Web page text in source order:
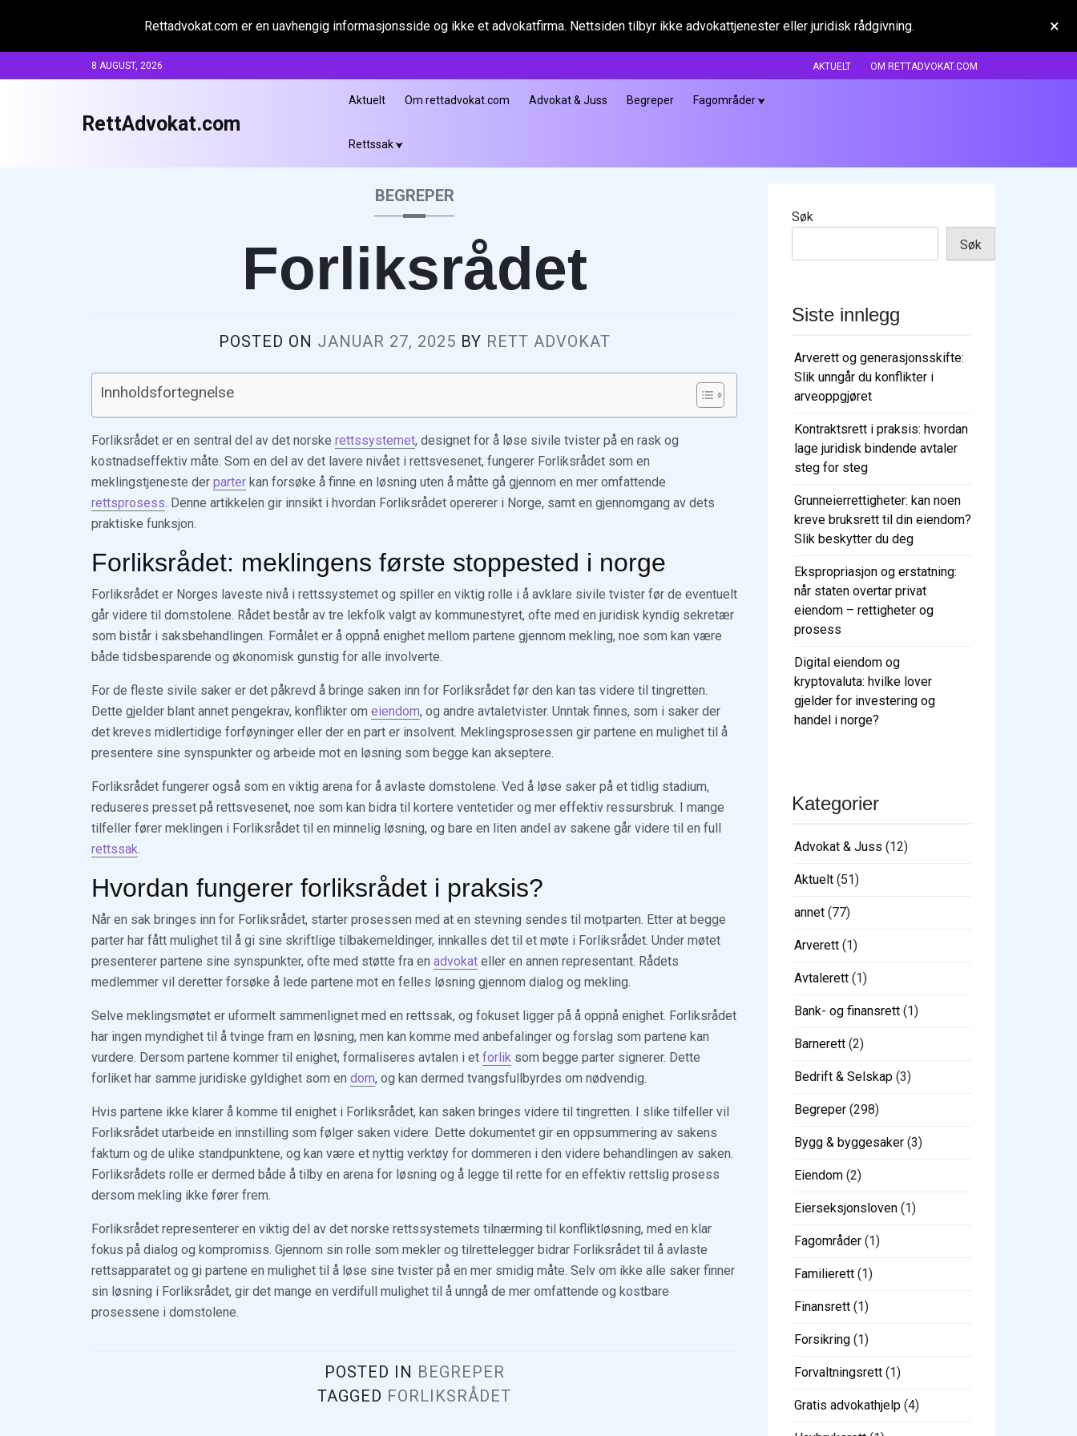
Rettadvokat.com er en uavhengig informasjonsside og ikke et advokatfirma. Nettsiden tilbyr ikke advokattjenester eller juridisk rådgivning. ×
to
8 AUGUST, 2026 AKTUELT OM RETTADVOKAT.COM
RettAdvokat.com
Aktuelt Om rettadvokat.com Advokat & Juss Begreper Fagområder
Rettssak
BEGREPER
Forliksrådet
POSTED ON JANUAR 27, 2025 BY RETT ADVOKAT
Innholdsfortegnelse
Forliksrådet er en sentral del av det norske rettssystemet, designet for å løse sivile tvister på en rask og
kostnadseffektiv måte. Som en del av det lavere nivået i rettsvesenet, fungerer Forliksrådet som en
meklingstjeneste der parter kan forsøke å finne en løsning uten å måtte gå gjennom en mer omfattende
rettsprosess. Denne artikkelen gir innsikt i hvordan Forliksrådet opererer i Norge, samt en gjennomgang av dets
praktiske funksjon.
Forliksrådet: meklingens første stoppested i norge
Forliksrådet er Norges laveste nivå i rettssystemet og spiller en viktig rolle i å avklare sivile tvister før de eventuelt
går videre til domstolene. Rådet består av tre lekfolk valgt av kommunestyret, ofte med en juridisk kyndig sekretær
som bistår i saksbehandlingen. Formålet er å oppnå enighet mellom partene gjennom mekling, noe som kan være
både tidsbesparende og økonomisk gunstig for alle involverte.
For de fleste sivile saker er det påkrevd å bringe saken inn for Forliksrådet før den kan tas videre til tingretten.
Dette gjelder blant annet pengekrav, konflikter om eiendom, og andre avtaletvister. Unntak finnes, som i saker der
det kreves midlertidige forføyninger eller der en part er insolvent. Meklingsprosessen gir partene en mulighet til å
presentere sine synspunkter og arbeide mot en løsning som begge kan akseptere.
Forliksrådet fungerer også som en viktig arena for å avlaste domstolene. Ved å løse saker på et tidlig stadium,
reduseres presset på rettsvesenet, noe som kan bidra til kortere ventetider og mer effektiv ressursbruk. I mange
tilfeller fører meklingen i Forliksrådet til en minnelig løsning, og bare en liten andel av sakene går videre til en full
rettssak.
Hvordan fungerer forliksrådet i praksis?
Når en sak bringes inn for Forliksrådet, starter prosessen med at en stevning sendes til motparten. Etter at begge
parter har fått mulighet til å gi sine skriftlige tilbakemeldinger, innkalles det til et møte i Forliksrådet. Under møtet
presenterer partene sine synspunkter, ofte med støtte fra en advokat eller en annen representant. Rådets
medlemmer vil deretter forsøke å lede partene mot en felles løsning gjennom dialog og mekling.
Selve meklingsmøtet er uformelt sammenlignet med en rettssak, og fokuset ligger på å oppnå enighet. Forliksrådet
har ingen myndighet til å tvinge fram en løsning, men kan komme med anbefalinger og forslag som partene kan
vurdere. Dersom partene kommer til enighet, formaliseres avtalen i et forlik som begge parter signerer. Dette
forliket har samme juridiske gyldighet som en dom, og kan dermed tvangsfullbyrdes om nødvendig.
Hvis partene ikke klarer å komme til enighet i Forliksrådet, kan saken bringes videre til tingretten. I slike tilfeller vil
Forliksrådet utarbeide en innstilling som følger saken videre. Dette dokumentet gir en oppsummering av sakens
faktum og de ulike standpunktene, og kan være et nyttig verktøy for dommeren i den videre behandlingen av saken.
Forliksrådets rolle er dermed både å tilby en arena for løsning og å legge til rette for en effektiv rettslig prosess
dersom mekling ikke fører frem.
Forliksrådet representerer en viktig del av det norske rettssystemets tilnærming til konfliktløsning, med en klar
fokus på dialog og kompromiss. Gjennom sin rolle som mekler og tilrettelegger bidrar Forliksrådet til å avlaste
rettsapparatet og gi partene en mulighet til å løse sine tvister på en mer smidig måte. Selv om ikke alle saker finner
sin løsning i Forliksrådet, gir det mange en verdifull mulighet til å unngå de mer omfattende og kostbare
prosessene i domstolene.
POSTED IN BEGREPER
TAGGED FORLIKSRÅDET
Søk
Søk
Siste innlegg
Arverett og generasjonsskifte:
Slik unngår du konflikter i
arveoppgjøret
Kontraktsrett i praksis: hvordan
lage juridisk bindende avtaler
steg for steg
Grunneierrettigheter: kan noen
kreve bruksrett til din eiendom?
Slik beskytter du deg
Ekspropriasjon og erstatning:
når staten overtar privat
eiendom – rettigheter og
prosess
Digital eiendom og
kryptovaluta: hvilke lover
gjelder for investering og
handel i norge?
Kategorier
Advokat & Juss (12)
Aktuelt (51)
annet (77)
Arverett (1)
Avtalerett (1)
Bank- og finansrett (1)
Barnerett (2)
Bedrift & Selskap (3)
Begreper (298)
Bygg & byggesaker (3)
Eiendom (2)
Eierseksjonsloven (1)
Fagområder (1)
Familierett (1)
Finansrett (1)
Forsikring (1)
Forvaltningsrett (1)
Gratis advokathjelp (4)